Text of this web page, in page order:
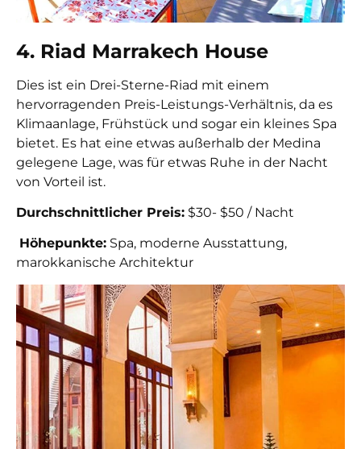
4. Riad Marrakech House
Dies ist ein Drei-Sterne-Riad mit einem
hervorragenden Preis-Leistungs-Verhältnis, da es
Klimaanlage, Frühstück und sogar ein kleines Spa
bietet. Es hat eine etwas außerhalb der Medina
gelegene Lage, was für etwas Ruhe in der Nacht
von Vorteil ist.
Durchschnittlicher Preis: $30- $50 / Nacht
Höhepunkte: Spa, moderne Ausstattung,
marokkanische Architektur